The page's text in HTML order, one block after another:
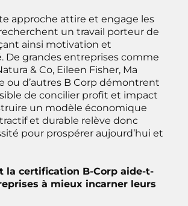
approche attire et engage les
un travail porteur de
ainsi motivation et
De grandes entreprises comme
& Co, Eileen Fisher, Ma
ou d’autres B Corp démontrent
de concilier profit et impact
un modèle économique
et durable relève donc
pour prospérer aujourd’hui et
la certification B-Corp aide-t-
à mieux incarner leurs